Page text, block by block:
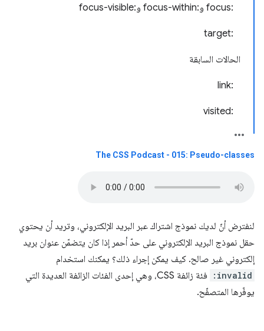
:focus و:focus-within و:focus-visible
:target
الحالات السابقة
:link
:visited
The CSS Podcast - 015: Pseudo-classes
لنفترض أنّ لديك نموذج اشتراك عبر البريد الإلكتروني، وتريد أن يحتوي
حقل نموذج البريد الإلكتروني على حدّ أحمر إذا كان يتضمّن عنوان بريد
إلكتروني غير صالح. كيف يمكن إجراء ذلك؟ يمكنك استخدام
:invalid
فئة زائفة CSS، وهي إحدى الفئات الزائفة العديدة التي
يوفّرها المتصفّح.